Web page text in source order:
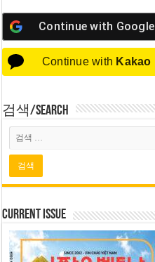
Continue with Google
Continue with Kakao
검색/Search
Current Issue